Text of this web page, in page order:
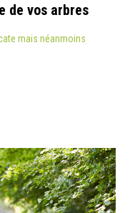
de vos arbres
mais néanmoins